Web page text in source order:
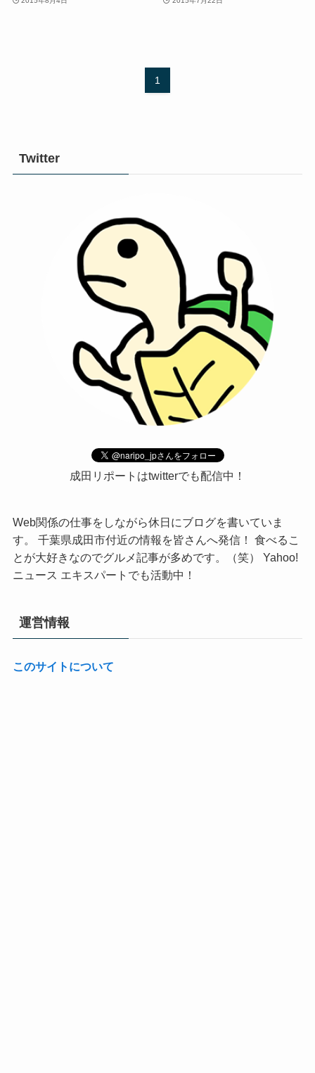
1
Twitter
成田リポートはtwitterでも配信中！
Web関係の仕事をしながら休日にブログを書いていま
す。 千葉県成田市付近の情報を皆さんへ発信！ 食べるこ
とが大好きなのでグルメ記事が多めです。（笑） Yahoo!
ニュース エキスパートでも活動中！
運営情報
このサイトについて